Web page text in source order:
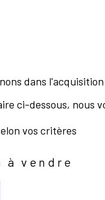
dans
ci-dessous, nous
vos critères
à vendre